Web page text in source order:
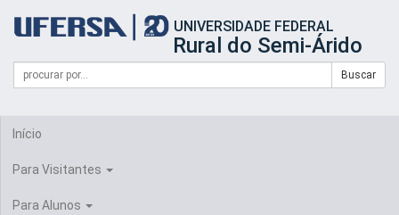
portal
UFERSA
UNIVERSIDADE FEDERAL
Rural do Semi-Árido
Formulário
Busca
Campo
de
Buscar
Início
Para Visitantes
Para Alunos